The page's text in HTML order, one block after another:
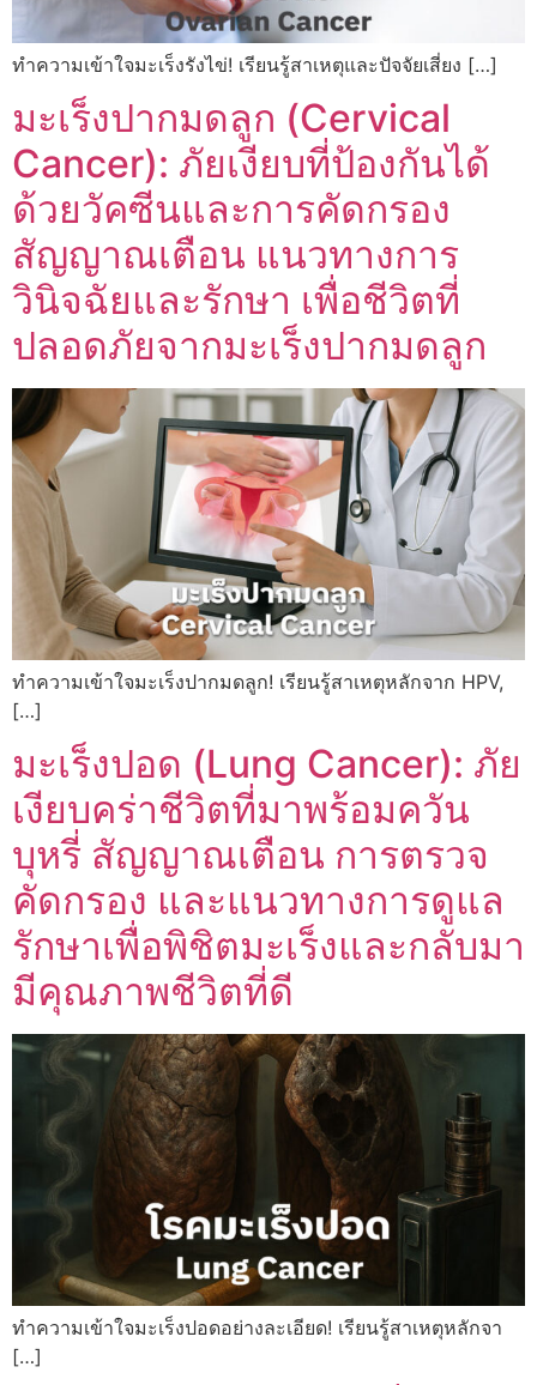
ทำความเข้าใจมะเร็งรังไข่! เรียนรู้สาเหตุและปัจจัยเสี่ยง […]
มะเร็งปากมดลูก (Cervical
Cancer): ภัยเงียบที่ป้องกันได้
ด้วยวัคซีนและการคัดกรอง
สัญญาณเตือน แนวทางการ
วินิจฉัยและรักษา เพื่อชีวิตที่
ปลอดภัยจากมะเร็งปากมดลูก
ทำความเข้าใจมะเร็งปากมดลูก! เรียนรู้สาเหตุหลักจาก HPV,
[…]
มะเร็งปอด (Lung Cancer): ภัย
เงียบคร่าชีวิตที่มาพร้อมควัน
บุหรี่ สัญญาณเตือน การตรวจ
คัดกรอง และแนวทางการดูแล
รักษาเพื่อพิชิตมะเร็งและกลับมา
มีคุณภาพชีวิตที่ดี
ทำความเข้าใจมะเร็งปอดอย่างละเอียด! เรียนรู้สาเหตุหลักจา
[…]